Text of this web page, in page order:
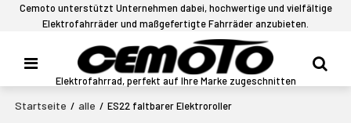
Cemoto unterstützt Unternehmen dabei, hochwertige und vielfältige
Elektrofahrräder und maßgefertigte Fahrräder anzubieten.
Elektrofahrrad, perfekt auf Ihre Marke zugeschnitten
Startseite / alle / ES22 faltbarer Elektroroller